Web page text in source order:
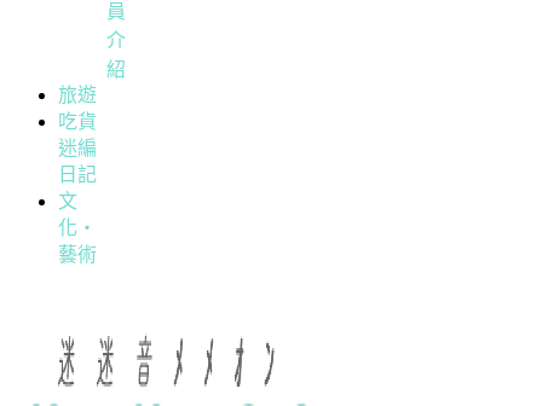
員
介
紹
旅遊
吃貨
迷編
日記
文
化・
藝術